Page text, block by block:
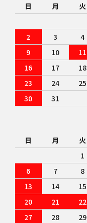
日 月 火
2
3 4
9
10 11
16
17 18
23
24 25
30
31
日 月 火
1
6
7 8
13
14 15
20
21 22
27
28 29